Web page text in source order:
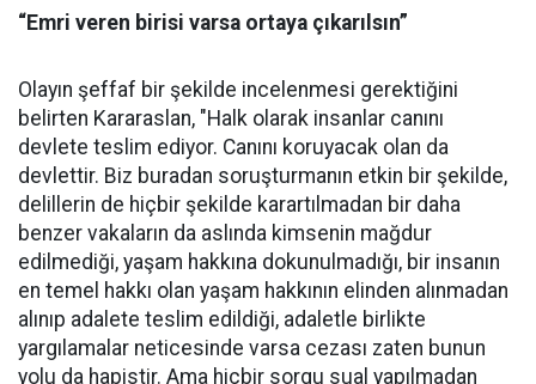
“Emri veren birisi varsa ortaya çıkarılsın”
Olayın şeffaf bir şekilde incelenmesi gerektiğini
belirten Kararaslan, "Halk olarak insanlar canını
devlete teslim ediyor. Canını koruyacak olan da
devlettir. Biz buradan soruşturmanın etkin bir şekilde,
delillerin de hiçbir şekilde karartılmadan bir daha
benzer vakaların da aslında kimsenin mağdur
edilmediği, yaşam hakkına dokunulmadığı, bir insanın
en temel hakkı olan yaşam hakkının elinden alınmadan
alınıp adalete teslim edildiği, adaletle birlikte
yargılamalar neticesinde varsa cezası zaten bunun
yolu da hapistir. Ama hiçbir sorgu sual yapılmadan